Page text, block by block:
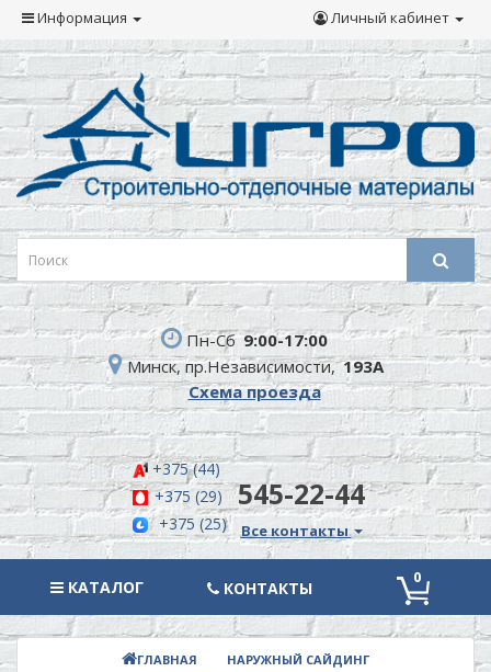
Информация Личный кабинет
Пн-Сб 9:00-17:00
Минск, пр.Независимости, 193А
Схема проезда
+375 (44)
+375 (29)
+375 (25)
545-22-44
Все контакты
КАТАЛОГ
КАТАЛОГ КОНТАКТЫ
0
ГЛАВНАЯ
НАРУЖНЫЙ САЙДИНГ